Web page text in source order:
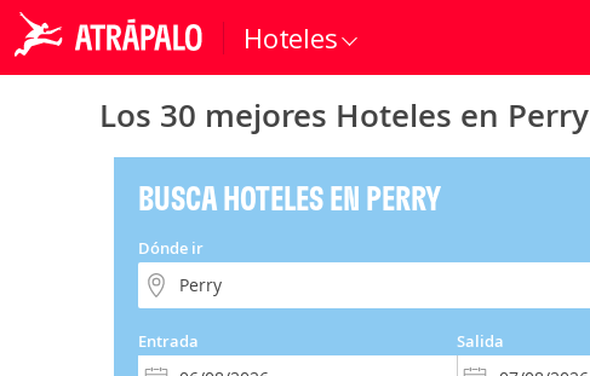
Hoteles
Los 30 mejores Hoteles en Perry
BUSCA HOTELES EN PERRY
Dónde ir
Entrada Salida